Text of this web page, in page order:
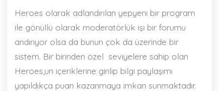
Heroes olarak adlandırılan yepyeni bir program
ile gönüllü olarak moderatörlük işi bir forumu
andırıyor olsa da bunun çok da üzerinde bir
sistem. Bir birinden özel seviyelere sahip olan
Heroes,un içeriklerine girilip bilgi paylaşımı
yapıldıkça puan kazanmaya imkan sunmaktadır.